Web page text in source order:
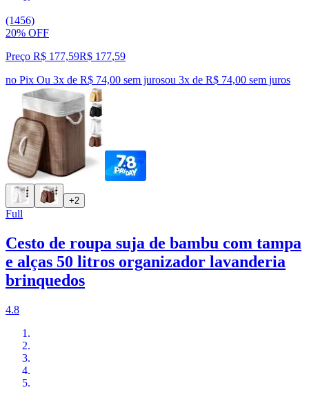
(1456)
20% OFF
Preço R$ 177,59R$ 177,59
no Pix Ou 3x de R$ 74,00 sem jurosou 3x de R$ 74,00 sem juros
+2
Full
Cesto de roupa suja de bambu com tampa
e alças 50 litros organizador lavanderia
brinquedos
4.8